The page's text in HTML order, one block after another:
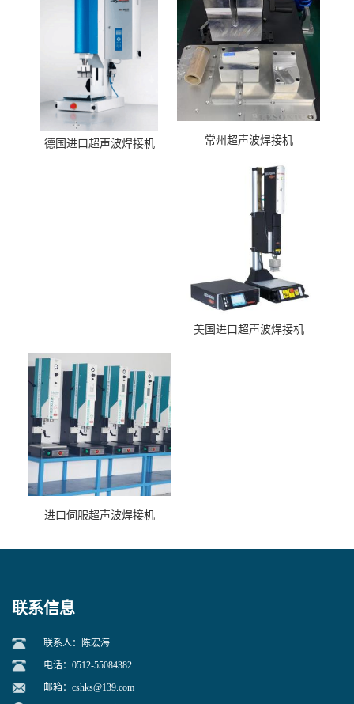
德国进口超声波焊接机 常州超声波焊接机
美国进口超声波焊接机
进口伺服超声波焊接机
联系信息
联系人：陈宏海
电话：0512-55084382
邮箱： cshks@139.com